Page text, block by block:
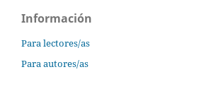
Información
Para lectores/as
Para autores/as